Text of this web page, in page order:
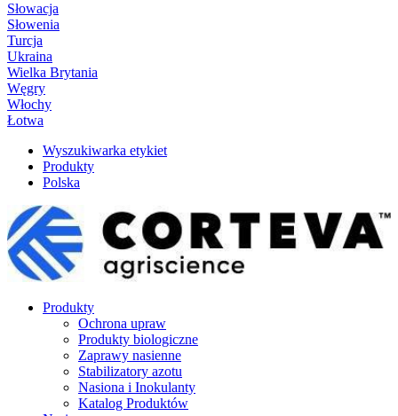
Słowacja
Słowenia
Turcja
Ukraina
Wielka Brytania
Węgry
Włochy
Łotwa
Wyszukiwarka etykiet
Produkty
Polska
Produkty
Ochrona upraw
Produkty biologiczne
Zaprawy nasienne
Stabilizatory azotu
Nasiona i Inokulanty
Katalog Produktów